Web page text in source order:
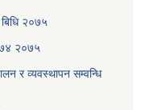
२०७५
२०७५
र व्यवस्थापन सम्वन्धि